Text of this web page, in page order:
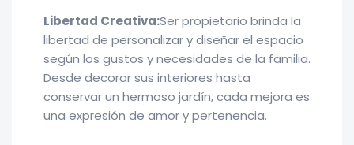
Libertad Creativa:Ser propietario brinda la
libertad de personalizar y diseñar el espacio
según los gustos y necesidades de la familia.
Desde decorar sus interiores hasta
conservar un hermoso jardín, cada mejora es
una expresión de amor y pertenencia.